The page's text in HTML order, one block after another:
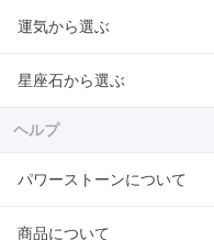
運気から選ぶ
星座石から選ぶ
ヘルプ
パワーストーンについて
商品について